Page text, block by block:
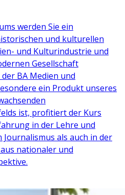
werden Sie ein
und kulturellen
und Kulturindustrie und
Gesellschaft
BA Medien und
ein Produkt unseres
ist, profitiert der Kurs
in der Lehre und
als auch in der
nationaler und